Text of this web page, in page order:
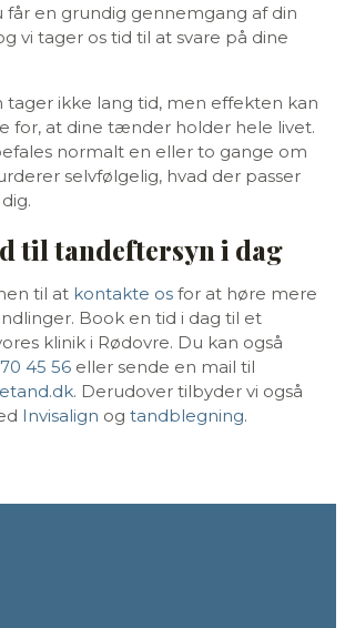
får en grundig gennemgang af din
vi tager os tid til at svare på dine
tager ikke lang tid, men effekten kan
for, at dine tænder holder hele livet.
normalt en eller to gange om
selvfølgelig, hvad der passer
til tandeftersyn i dag
til at kontakte os for at høre mere
Book en tid i dag til et
klinik i Rødovre. Du kan også
45 56 eller sende en mail til
. Derudover tilbyder vi også
Invisalign og tandblegning.